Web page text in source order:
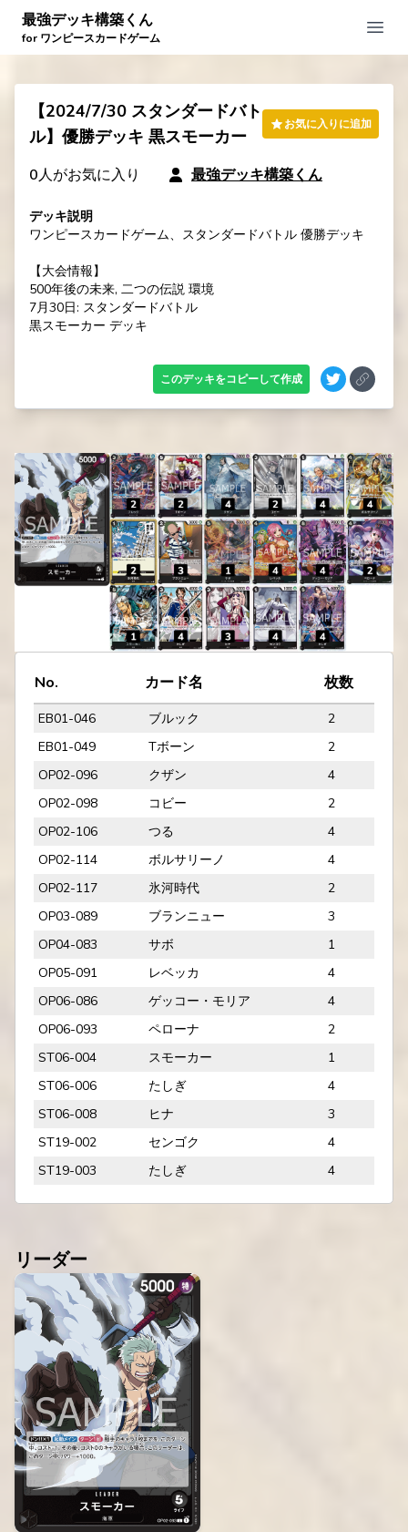
最強デッキ構築くん
for ワンピースカードゲーム
【2024/7/30 スタンダードバト
ル】優勝デッキ 黒スモーカー
お気に入りに追加
0人がお気に入り 最強デッキ構築くん
デッキ説明
ワンピースカードゲーム、スタンダードバトル 優勝デッキ
【大会情報】
500年後の未来, 二つの伝説 環境
7月30日: スタンダードバトル
黒スモーカー デッキ
このデッキをコピーして作成
No. カード名 枚数
EB01-046 ブルック
2
EB01-049
Tボーン
2
OP02-096
クザン
4
OP02-098
コビー
2
OP02-106
つる
4
OP02-114
ボルサリーノ
4
OP02-117
氷河時代
2
OP03-089
ブランニュー
3
OP04-083
サボ
1
OP05-091
レベッカ
4
OP06-086
ゲッコー・モリア
4
OP06-093
ペローナ
2
ST06-004
スモーカー
1
ST06-006
たしぎ
4
ST06-008
ヒナ
3
ST19-002
センゴク
4
ST19-003
たしぎ 4
リーダー